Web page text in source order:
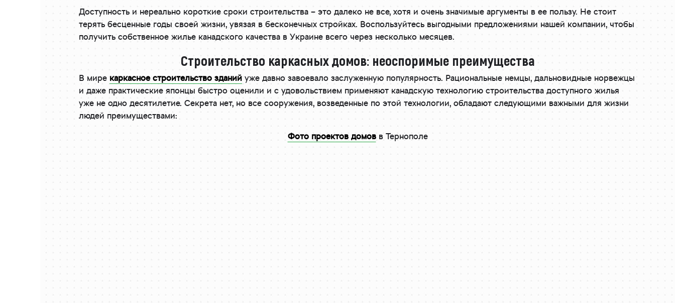
Доступность и нереально короткие сроки строительства – это далеко не все, хотя и очень значимые аргументы в ее пользу. Не стоит
терять бесценные годы своей жизни, увязая в бесконечных стройках. Воспользуйтесь выгодными предложениями нашей компании, чтобы
получить собственное жилье канадского качества в Украине всего через несколько месяцев.
Строительство каркасных домов: неоспоримые преимущества
В мире каркасное строительство зданийуже давно завоевало заслуженную популярность. Рациональные немцы, дальновидные норвежцы
и даже практические японцы быстро оценили и с удовольствием применяют канадскую технологию строительства доступного жилья
уже не одно десятилетие. Секрета нет, но все сооружения, возведенные по этой технологии, обладают следующими важными для жизни
людей преимуществами:
Фото проектов домовв Тернополе